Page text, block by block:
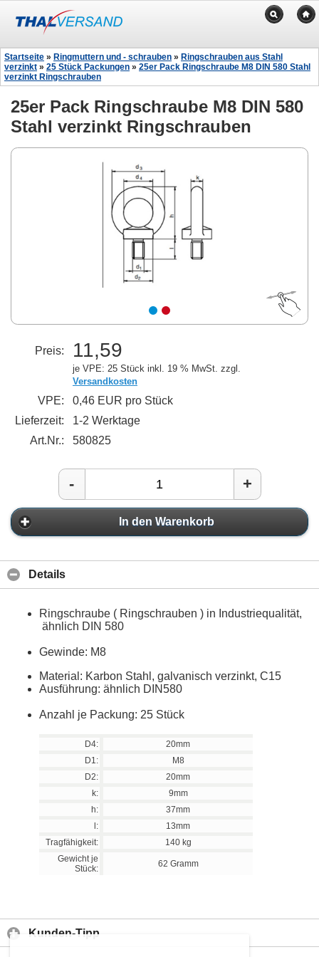
Startseite » Ringmuttern und - schrauben » Ringschrauben aus Stahl
verzinkt » 25 Stück Packungen » 25er Pack Ringschraube M8 DIN 580 Stahl
verzinkt Ringschrauben
25er Pack Ringschraube M8 DIN 580
Stahl verzinkt Ringschrauben
Preis: 11,59
je VPE: 25 Stück inkl. 19 % MwSt. zzgl.
Versandkosten
VPE:
0,46 EUR pro Stück
Lieferzeit:
1-2 Werktage
Art.Nr.:
580825
- +
In den Warenkorb
Details
Ringschraube ( Ringschrauben ) in Industriequalität,
ähnlich DIN 580
Gewinde: M8
Material: Karbon Stahl, galvanisch verzinkt, C15
Ausführung: ähnlich DIN580
Anzahl je Packung: 25 Stück
D4:
20mm
D1:
M8
D2:
20mm
k:
9mm
h:
37mm
l:
13mm
Tragfähigkeit:
140 kg
Gewicht je
Stück:
62 Gramm
Kunden-Tipp